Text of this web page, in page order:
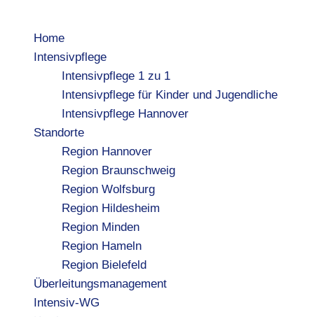
Home
Intensivpflege
Intensivpflege 1 zu 1
Intensivpflege für Kinder und Jugendliche
Intensivpflege Hannover
Standorte
Region Hannover
Region Braunschweig
Region Wolfsburg
Region Hildesheim
Region Minden
Region Hameln
Region Bielefeld
Überleitungsmanagement
Intensiv-WG